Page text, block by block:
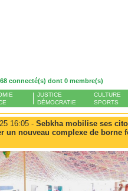
connecté(s) dont 0 membre(s)
JUSTICE
DÉMOCRATIE
CULTURE
SPORTS
16:05 - Sebkha mobilise ses
un nouveau complexe de borne